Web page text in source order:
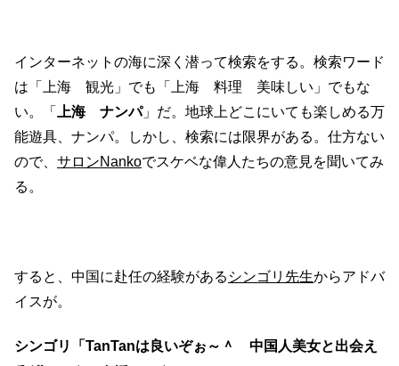
インターネットの海に深く潜って検索をする。検索ワード
は「上海 観光」でも「上海 料理 美味しい」でもな
い。「
上海 ナンパ」だ。地球上どこにいても楽しめる万
能遊具、ナンパ。しかし、検索には限界がある。仕方ない
ので、 サロンNankoでスケベな偉人たちの意見を聞いてみ
る。
すると、中国に赴任の経験がある シンゴリ先生からアドバ
イスが。
シンゴリ「TanTanは良いぞぉ～＾ 中国人美女と出会え